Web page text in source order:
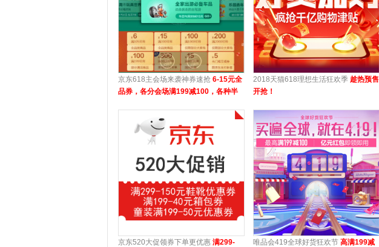
京东618主会场来袭神券速抢 6-15元全
品券，各分会场满199减100，各种半
2018天猫618理想生活狂欢季 趁热预售
开抢！
京东520大促领券下单更优惠 满299-
唯品会419全球好货狂欢节 高满199减